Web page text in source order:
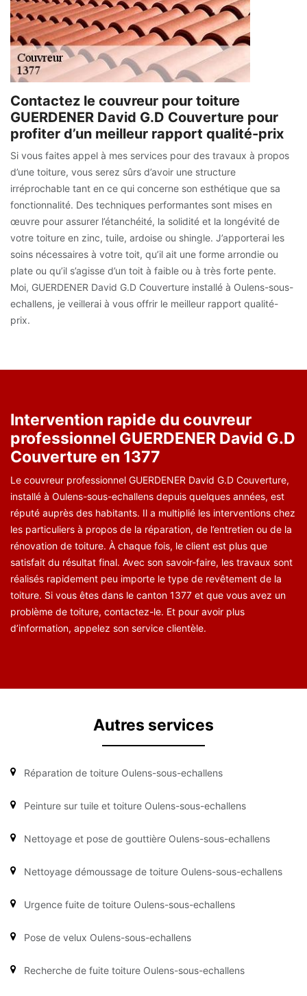
Contactez le couvreur pour toiture
GUERDENER David G.D Couverture pour
profiter d’un meilleur rapport qualité-prix
Si vous faites appel à mes services pour des travaux à propos
d’une toiture, vous serez sûrs d’avoir une structure
irréprochable tant en ce qui concerne son esthétique que sa
fonctionnalité. Des techniques performantes sont mises en
œuvre pour assurer l’étanchéité, la solidité et la longévité de
votre toiture en zinc, tuile, ardoise ou shingle. J’apporterai les
soins nécessaires à votre toit, qu’il ait une forme arrondie ou
plate ou qu’il s’agisse d’un toit à faible ou à très forte pente.
Moi, GUERDENER David G.D Couverture installé à Oulens-sous-
echallens, je veillerai à vous offrir le meilleur rapport qualité-
prix.
Intervention rapide du couvreur
professionnel GUERDENER David G.D
Couverture en 1377
Le couvreur professionnel GUERDENER David G.D Couverture,
installé à Oulens-sous-echallens depuis quelques années, est
réputé auprès des habitants. Il a multiplié les interventions chez
les particuliers à propos de la réparation, de l’entretien ou de la
rénovation de toiture. À chaque fois, le client est plus que
satisfait du résultat final. Avec son savoir-faire, les travaux sont
réalisés rapidement peu importe le type de revêtement de la
toiture. Si vous êtes dans le canton 1377 et que vous avez un
problème de toiture, contactez-le. Et pour avoir plus
d’information, appelez son service clientèle.
Autres services
Réparation de toiture Oulens-sous-echallens
Peinture sur tuile et toiture Oulens-sous-echallens
Nettoyage et pose de gouttière Oulens-sous-echallens
Nettoyage démoussage de toiture Oulens-sous-echallens
Urgence fuite de toiture Oulens-sous-echallens
Pose de velux Oulens-sous-echallens
Recherche de fuite toiture Oulens-sous-echallens